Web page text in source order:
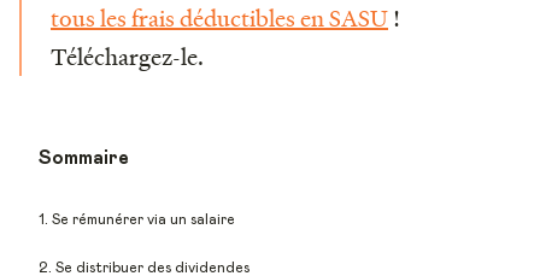
tous les frais déductibles en SASU!
Téléchargez-le.
Sommaire
1. Se rémunérer via un salaire
2. Se distribuer des dividendes